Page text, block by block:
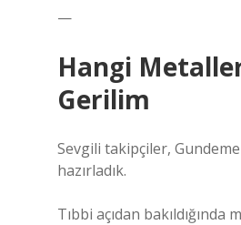
—
Hangi
Gerilim
Sevgili takipçiler,
hazırladık.
Tıbbi açıdan